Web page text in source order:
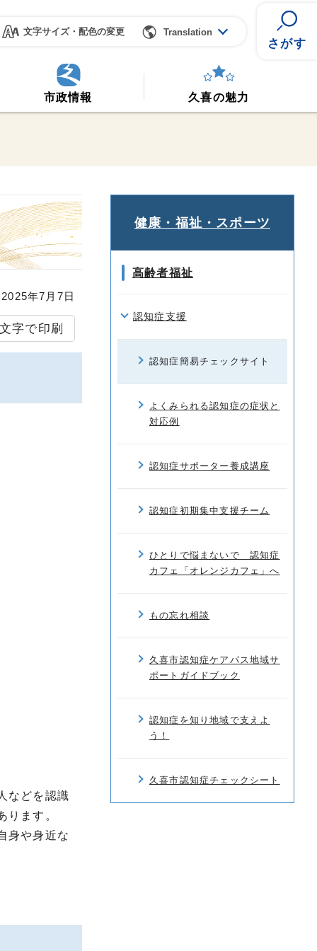
文字サイズ・配色の変更 Translation
さがす
市政情報 久喜の魅力
年7月7日
字で印刷
などを認識
ります。
身や身近な
健康・福祉・スポーツ
高齢者福祉
認知症支援
認知症簡易チェックサイト
よくみられる認知症の症状と
対応例
認知症サポーター養成講座
認知症初期集中支援チーム
ひとりで悩まないで 認知症
カフェ「オレンジカフェ」へ
もの忘れ相談
久喜市認知症ケアパス地域サ
ポートガイドブック
認知症を知り地域で支えよ
う！
久喜市認知症チェックシート